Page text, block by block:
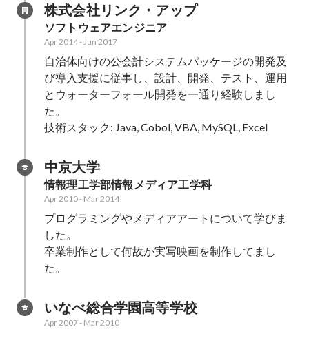
株式会社リンク・アップ
ソフトウェアエンジニア
Apr 2014-Jun 2017
自治体向けの公会計システムパッケージの開発及
び導入支援に従事し、設計、開発、テスト、運用
とウォーターフォール開発を一通り経験しまし
た。
技術スタック: Java, Cobol, VBA, MySQL, Excel
中京大学
情報理工学部情報メディア工学科
Apr 2010- Mar 2014
プログラミングやメディアアートについて学びま
した。
卒業制作として何故か実写映画を制作してまし
た。
いなべ総合学園高等学校
Apr 2007- Mar 2010